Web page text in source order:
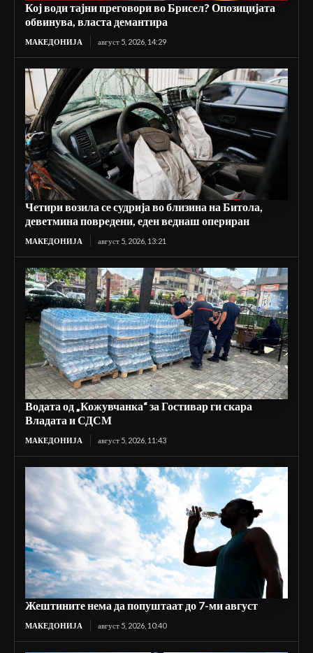
Кој води тајни преговори во Брисел? Опозицијата
обвинува, власта демантира
МАКЕДОНИЈА август 5, 2026, 14:29
Четири возила се судрија во близина на Битола,
деветмина повредени, еден веднаш опериран
МАКЕДОНИЈА август 5, 2026, 13:21
Водата од „Кожувчанка“ за Гостивар ги скара
Владата и СДСМ
МАКЕДОНИЈА август 5, 2026, 11:43
Жештините нема да попуштаат до 7-ми август
МАКЕДОНИЈА август 5, 2026, 10:40